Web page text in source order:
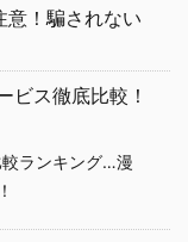
意！騙されない
ビス徹底比較！
較ランキング…漫